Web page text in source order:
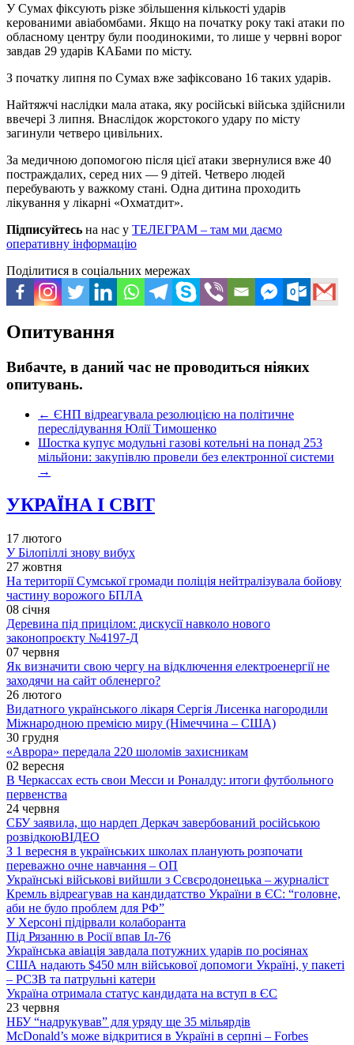
У Сумах фіксують різке збільшення кількості ударів
керованими авіабомбами. Якщо на початку року такі атаки по
обласному центру були поодинокими, то лише у червні ворог
завдав 29 ударів КАБами по місту.
З початку липня по Сумах вже зафіксовано 16 таких ударів.
Найтяжчі наслідки мала атака, яку російські війська здійснили
ввечері 3 липня. Внаслідок жорстокого удару по місту
загинули четверо цивільних.
За медичною допомогою після цієї атаки звернулися вже 40
постраждалих, серед них — 9 дітей. Четверо людей
перебувають у важкому стані. Одна дитина проходить
лікування у лікарні «Охматдит».
Підписуйтесь на нас у ТЕЛЕГРАМ – там ми даємо
оперативну інформацію
Поділитися в соціальних мережах
Опитування
Вибачте, в даний час не проводиться ніяких
опитувань.
← ЄНП відреагувала резолюцією на політичне
переслідування Юлії Тимошенко
Шостка купує модульні газові котельні на понад 253
мільйони: закупівлю провели без електронної системи
→
УКРАЇНА І СВІТ
17 лютого
У Білопіллі знову вибух
27 жовтня
На території Сумської громади поліція нейтралізувала бойову
частину ворожого БПЛА
08 січня
Деревина під прицілом: дискусії навколо нового
законопроєкту №4197-Д
07 червня
Як визначити свою чергу на відключення електроенергії не
заходячи на сайт обленерго?
26 лютого
Видатного українського лікаря Сергія Лисенка нагородили
Міжнародною премією миру (Німеччина – США)
30 грудня
«Аврора» передала 220 шоломів захисникам
02 вересня
В Черкассах есть свои Месси и Роналду: итоги футбольного
первенства
24 червня
СБУ заявила, що нардеп Деркач завербований російською
розвідкоюВІДЕО
З 1 вересня в українських школах планують розпочати
переважно очне навчання – ОП
Українські військові вийшли з Сєвєродонецька – журналіст
Кремль відреагував на кандидатство України в ЄС: “головне,
аби не було проблем для РФ”
У Херсоні підірвали колаборанта
Під Рязанню в Росії впав Іл-76
Українська авіація завдала потужних ударів по росіянах
США надають $450 млн військової допомоги Україні, у пакеті
– РСЗВ та патрульні катери
Україна отримала статус кандидата на вступ в ЄС
23 червня
НБУ “надрукував” для уряду ще 35 мільярдів
McDonald’s може відкритися в Україні в серпні – Forbes